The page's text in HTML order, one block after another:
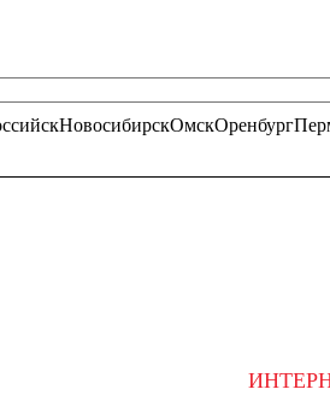
НовосибирскОмскОренбург